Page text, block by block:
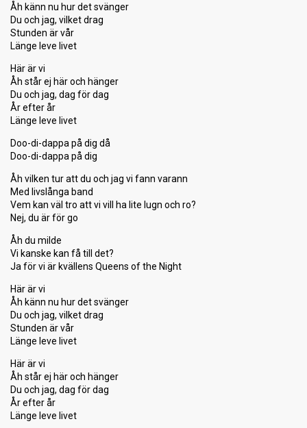
Åh känn nu hur det svänger
Du och jag, vilket drag
Stunden är vår
Länge leve livet
Här är vi
Åh står ej här och hänger
Du och jag, dag för dag
År efter år
Länge leve livet
Doo-di-dappa på dig då
Doo-di-dappa på dig
Åh vilken tur att du och jag vi fann varann
Med livslånga band
Vem kan väl tro att vi vill ha lite lugn och ro?
Nej, du är för go
Åh du milde
Vi kanske kan få till det?
Ja för vi är kvällens Queens of the Night
Här är vi
Åh känn nu hur det svänger
Du och jag, vilket drag
Stunden är vår
Länge leve livet
Här är vi
Åh står ej här och hänger
Du och jag, dag för dag
År efter år
Länge leve livet